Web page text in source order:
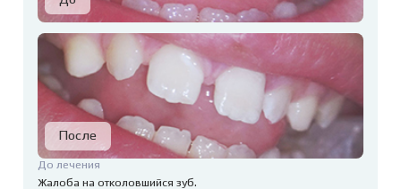
До лечения
Жалоба на отколовшийся зуб.